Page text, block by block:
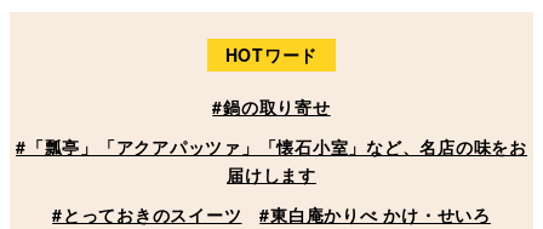
HOTワード
#鍋の取り寄せ
#「瓢亭」「アクアパッツァ」「懐石小室」など、名店の味をお
届けします
#とっておきのスイーツ
#東白庵かりべ かけ・せいろ